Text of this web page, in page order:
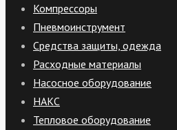
Компрессоры
Пневмоинструмент
Средства защиты, одежда
Расходные материалы
Насосное оборудование
НАКС
Тепловое оборудование